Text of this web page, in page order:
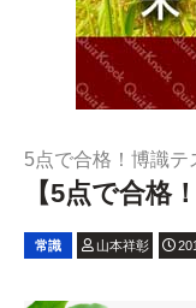
5点で合格！博識テ
【5点で合
常識 山本祥彰